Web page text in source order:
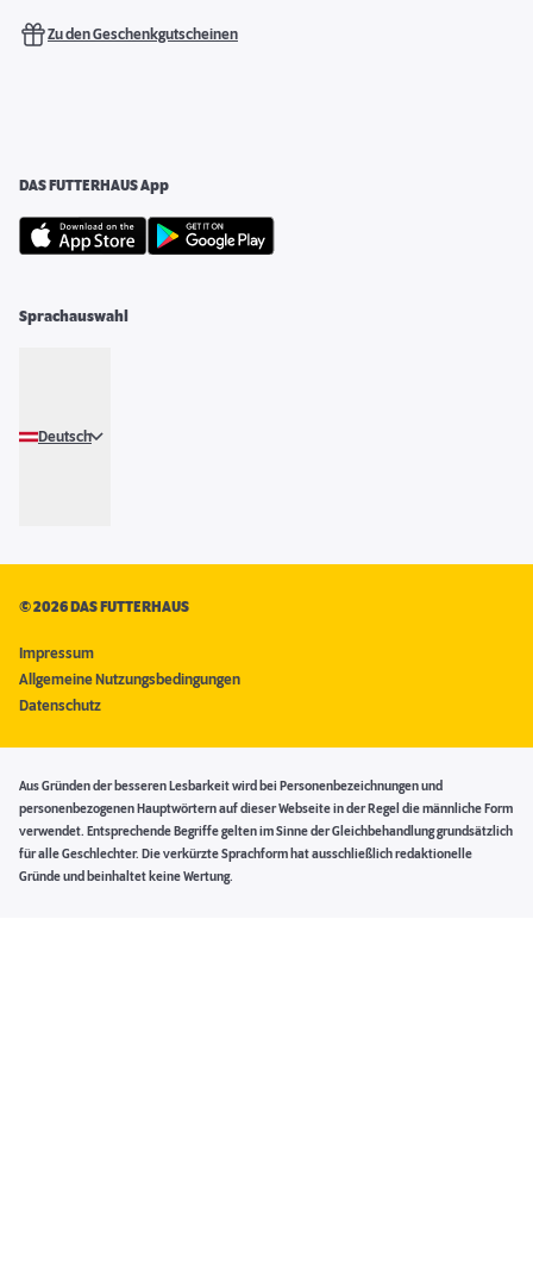
Zu den Geschenkgutscheinen
DAS FUTTERHAUS App
Sprachauswahl
Deutsch
©2026 DAS FUTTERHAUS
Impressum
Allgemeine Nutzungsbedingungen
Datenschutz
Aus Gründen der besseren Lesbarkeit wird bei Personenbezeichnungen und
personenbezogenen Hauptwörtern auf dieser Webseite in der Regel die männliche Form
verwendet. Entsprechende Begriffe gelten im Sinne der Gleichbehandlung grundsätzlich
für alle Geschlechter. Die verkürzte Sprachform hat ausschließlich redaktionelle
Gründe und beinhaltet keine Wertung.